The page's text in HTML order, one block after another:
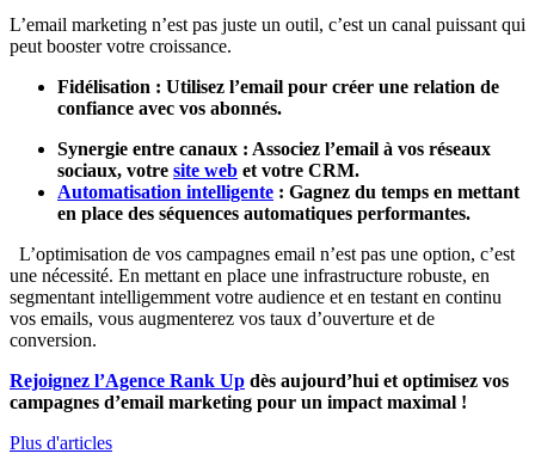
L’email marketing n’est pas juste un outil, c’est un canal puissant qui
peut booster votre croissance.
Fidélisation : Utilisez l’email pour créer une relation de
confiance avec vos abonnés.
Synergie entre canaux : Associez l’email à vos réseaux
sociaux, votre site web et votre CRM.
Automatisation intelligente : Gagnez du temps en mettant
en place des séquences automatiques performantes.
L’optimisation de vos campagnes email n’est pas une option, c’est
une nécessité. En mettant en place une infrastructure robuste, en
segmentant intelligemment votre audience et en testant en continu
vos emails, vous augmenterez vos taux d’ouverture et de
conversion.
Rejoignez l’Agence Rank Up dès aujourd’hui et optimisez vos
campagnes d’email marketing pour un impact maximal !
Plus d'articles